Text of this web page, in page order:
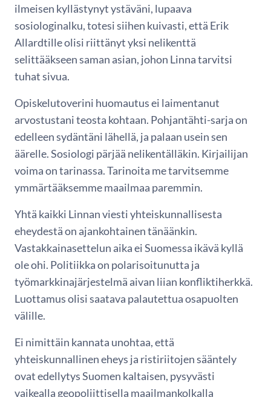
ilmeisen kyllästynyt ystäväni, lupaava
sosiologinalku, totesi siihen kuivasti, että Erik
Allardtille olisi riittänyt yksi nelikenttä
selittääkseen saman asian, johon Linna tarvitsi
tuhat sivua.
Opiskelutoverini huomautus ei laimentanut
arvostustani teosta kohtaan. Pohjantähti-sarja on
edelleen sydäntäni lähellä, ja palaan usein sen
äärelle. Sosiologi pärjää nelikentälläkin. Kirjailijan
voima on tarinassa. Tarinoita me tarvitsemme
ymmärtääksemme maailmaa paremmin.
Yhtä kaikki Linnan viesti yhteiskunnallisesta
eheydestä on ajankohtainen tänäänkin.
Vastakkainasettelun aika ei Suomessa ikävä kyllä
ole ohi. Politiikka on polarisoitunutta ja
työmarkkinajärjestelmä aivan liian konfliktiherkkä.
Luottamus olisi saatava palautettua osapuolten
välille.
Ei nimittäin kannata unohtaa, että
yhteiskunnallinen eheys ja ristiriitojen sääntely
ovat edellytys Suomen kaltaisen, pysyvästi
vaikealla geopoliittisella maailmankolkalla